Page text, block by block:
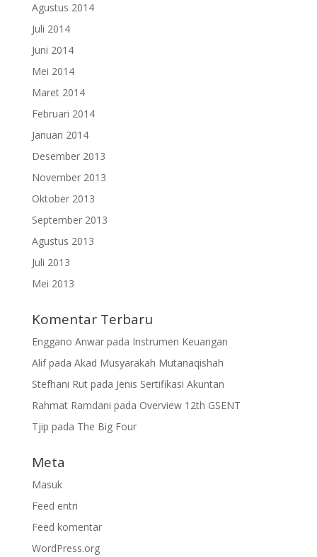
Agustus 2014
Juli 2014
Juni 2014
Mei 2014
Maret 2014
Februari 2014
Januari 2014
Desember 2013
November 2013
Oktober 2013
September 2013
Agustus 2013
Juli 2013
Mei 2013
Komentar Terbaru
Enggano Anwarpada Instrumen Keuangan
Alifpada Akad Musyarakah Mutanaqishah
Stefhani Rutpada Jenis Sertifikasi Akuntan
Rahmat Ramdani pada Overview 12th GSENT
Tjip pada The Big Four
Meta
Masuk
Feed entri
Feed komentar
WordPress.org